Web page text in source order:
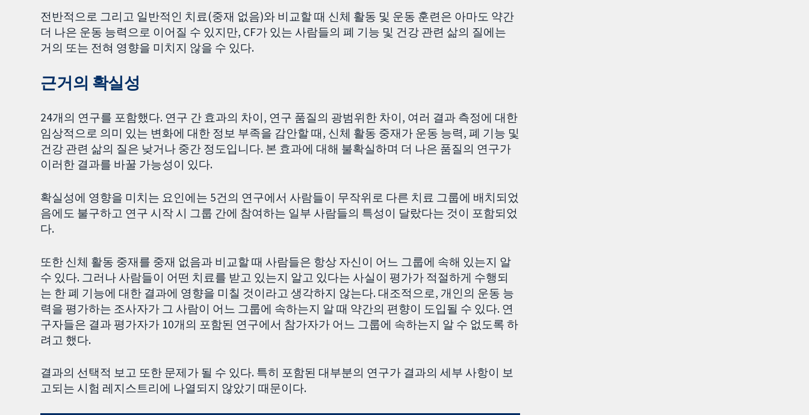
전반적으로 그리고 일반적인 치료(중재 없음)와 비교할 때 신체 활동 및 운동 훈련은 아마도 약간
더 나은 운동 능력으로 이어질 수 있지만, CF가 있는 사람들의 폐 기능 및 건강 관련 삶의 질에는
거의 또는 전혀 영향을 미치지 않을 수 있다.
근거의 확실성
24개의 연구를 포함했다. 연구 간 효과의 차이, 연구 품질의 광범위한 차이, 여러 결과 측정에 대한
임상적으로 의미 있는 변화에 대한 정보 부족을 감안할 때, 신체 활동 중재가 운동 능력, 폐 기능 및
건강 관련 삶의 질은 낮거나 중간 정도입니다. 본 효과에 대해 불확실하며 더 나은 품질의 연구가
이러한 결과를 바꿀 가능성이 있다.
확실성에 영향을 미치는 요인에는 5건의 연구에서 사람들이 무작위로 다른 치료 그룹에 배치되었
음에도 불구하고 연구 시작 시 그룹 간에 참여하는 일부 사람들의 특성이 달랐다는 것이 포함되었
다.
또한 신체 활동 중재를 중재 없음과 비교할 때 사람들은 항상 자신이 어느 그룹에 속해 있는지 알
수 있다. 그러나 사람들이 어떤 치료를 받고 있는지 알고 있다는 사실이 평가가 적절하게 수행되
는 한 폐 기능에 대한 결과에 영향을 미칠 것이라고 생각하지 않는다. 대조적으로, 개인의 운동 능
력을 평가하는 조사자가 그 사람이 어느 그룹에 속하는지 알 때 약간의 편향이 도입될 수 있다. 연
구자들은 결과 평가자가 10개의 포함된 연구에서 참가자가 어느 그룹에 속하는지 알 수 없도록 하
려고 했다.
결과의 선택적 보고 또한 문제가 될 수 있다. 특히 포함된 대부분의 연구가 결과의 세부 사항이 보
고되는 시험 레지스트리에 나열되지 않았기 때문이다.